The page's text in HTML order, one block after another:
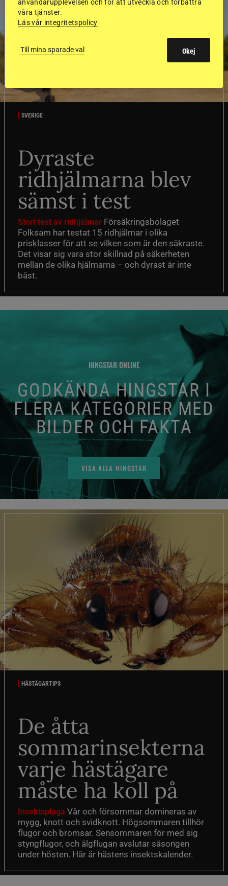
SVERIGE
Dyraste
ridhjälmarna blev
sämst i test
Stort test av ridhjälmar Försäkringsbolaget
Folksam har testat 15 ridhjälmar i olika
prisklasser för att se vilken som är den säkraste.
Det visar sig vara stor skillnad på säkerheten
mellan de olika hjälmarna – och dyrast är inte
bäst.
HINGSTAR ONLINE
GODKÄNDA HINGSTAR I
FLERA KATEGORIER MED
BILDER OCH FAKTA
VISA ALLA HINGSTAR
HÄSTÄGARTIPS
De åtta
sommarinsekterna
varje hästägare
måste ha koll på
Insektsplåga Vår och försommar domineras av
mygg, knott och svidknott. Högsommaren tillhör
flugor och bromsar. Sensommaren för med sig
styngflugor, och älgflugan avslutar säsongen
under hösten. Här är hästens insektskalender.
användarupplevelsen och för att utveckla och förbättra
våra tjänster.
Läs vår integritetspolicy
Till mina sparade val Okej